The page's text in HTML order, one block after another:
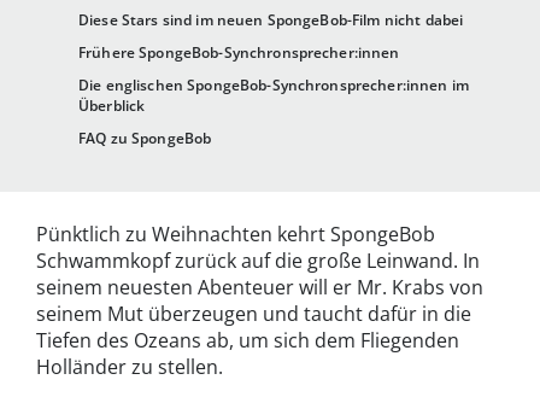
Diese Stars sind im neuen SpongeBob-Film nicht dabei
Frühere SpongeBob-Synchronsprecher:innen
Die englischen SpongeBob-Synchronsprecher:innen im
Überblick
FAQ zu SpongeBob
Pünktlich zu Weihnachten kehrt SpongeBob
Schwammkopf zurück auf die große Leinwand. In
seinem neuesten Abenteuer will er Mr. Krabs von
seinem Mut überzeugen und taucht dafür in die
Tiefen des Ozeans ab, um sich dem Fliegenden
Holländer zu stellen.